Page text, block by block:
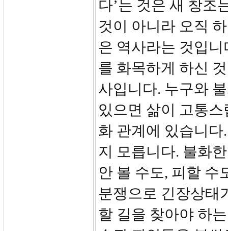
다’는 것은 새 창조
것이 아니라 오직
은 역사라는 것입
를 화목하게 하신
사입니다. 누구와
있으면 삶이 고통
화 관계에 있습니
지 모릅니다. 불화
안 볼 수도, 피할 수
분쟁으로 긴장상태
할 길을 찾아야 하